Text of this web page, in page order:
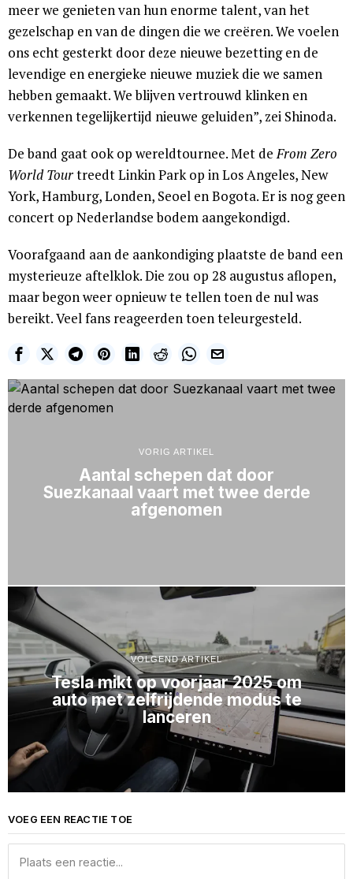
meer we genieten van hun enorme talent, van het
gezelschap en van de dingen die we creëren. We voelen
ons echt gesterkt door deze nieuwe bezetting en de
levendige en energieke nieuwe muziek die we samen
hebben gemaakt. We blijven vertrouwd klinken en
verkennen tegelijkertijd nieuwe geluiden”, zei Shinoda.
De band gaat ook op wereldtournee. Met deFrom Zero
World Tourtreedt Linkin Park op in Los Angeles, New
York, Hamburg, Londen, Seoel en Bogota. Er is nog geen
concert op Nederlandse bodem aangekondigd.
Voorafgaand aan de aankondiging plaatste de band een
mysterieuze aftelklok. Die zou op 28 augustus aflopen,
maar begon weer opnieuw te tellen toen de nul was
bereikt. Veel fans reageerden toen teleurgesteld.
VORIG ARTIKEL
Aantal schepen dat door
Suezkanaal vaart met twee derde
afgenomen
VOLGEND ARTIKEL
Tesla mikt op voorjaar 2025 om
auto met zelfrijdende modus te
lanceren
VOEG EEN REACTIE TOE